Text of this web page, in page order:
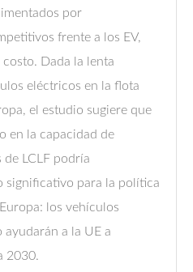
por
frente a los EV,
Dada la lenta
eléctricos en la flota
el estudio sugiere que
en la capacidad de
LCLF podría
significativo para la política
los vehículos
a la UE a
2030.